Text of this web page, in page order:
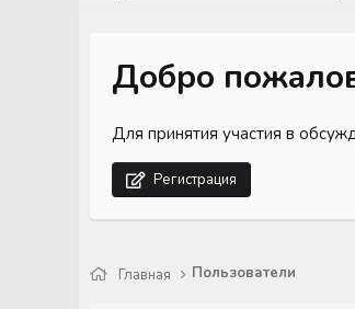
Добро
Для принятия участия в
Регистрация
Главная Пользователи